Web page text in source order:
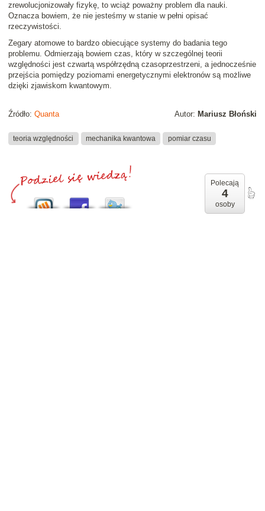
zrewolucjonizowały fizykę, to wciąż poważny problem dla nauki.
Oznacza bowiem, że nie jesteśmy w stanie w pełni opisać
rzeczywistości.
Zegary atomowe to bardzo obiecujące systemy do badania tego
problemu. Odmierzają bowiem czas, który w szczególnej teorii
względności jest czwartą współrzędną czasoprzestrzeni, a jednocześnie
przejścia pomiędzy poziomami energetycznymi elektronów są możliwe
dzięki zjawiskom kwantowym.
Autor: Mariusz Błoński
Źródło: Quanta
teoria względności mechanika kwantowa pomiar czasu
Polecają
4
osoby